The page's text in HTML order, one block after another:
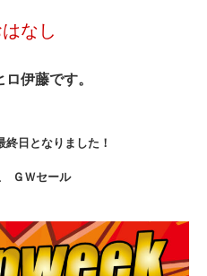
なし
藤です。
日となりました！
ＧＷセール